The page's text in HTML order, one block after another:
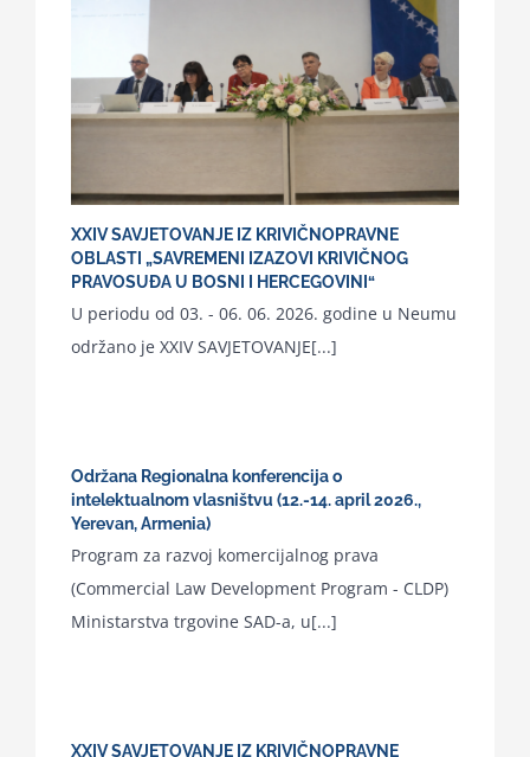
XXIV SAVJETOVANJE IZ KRIVIČNOPRAVNE
OBLASTI „SAVREMENI IZAZOVI KRIVIČNOG
PRAVOSUĐA U BOSNI I HERCEGOVINI“
U periodu od 03. - 06. 06. 2026. godine u Neumu
održano je XXIV SAVJETOVANJE[...]
Održana Regionalna konferencija o
intelektualnom vlasništvu (12.-14. april 2026.,
Yerevan, Armenia)
Program za razvoj komercijalnog prava
(Commercial Law Development Program - CLDP)
Ministarstva trgovine SAD-a, u[...]
XXIV SAVJETOVANJE IZ KRIVIČNOPRAVNE